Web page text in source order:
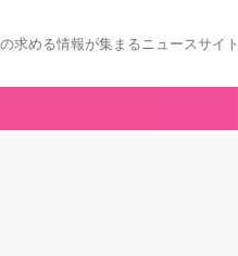
求める情報が集まるニュースサイト